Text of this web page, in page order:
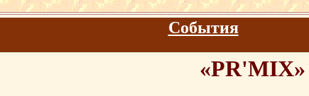
События
«PR'MIX»